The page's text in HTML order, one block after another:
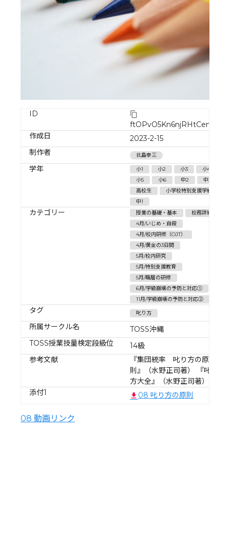
ID
ftOPvO5Kn6njRHtCenxG
作成日
2023-2-15
制作者
北島幸三
学年 小1 小2 小3
小4
小5
小6 中2
中3
高校生
小学校特別支援学級
中1
カテゴリー 授業の基礎・基本
校務詳細
4月/いじめ・自殺
4月/校内研修（OJT）
4月/黄金の3日間
5月/校内研究
5月/特別支援教育
5月/職層の研修
6月/学級崩壊の予防と対応①
11月/学級崩壊の予防と対応②
タグ 叱り方
所属サークル名
TOSS沖縄
TOSS授業技量検定段級位
14級
参考文献
『集団統率 叱り方の原
則』（水野正司著） 『叱り
方大全』（水野正司著）
添付1
08 叱り方の原則
08 動画リンク